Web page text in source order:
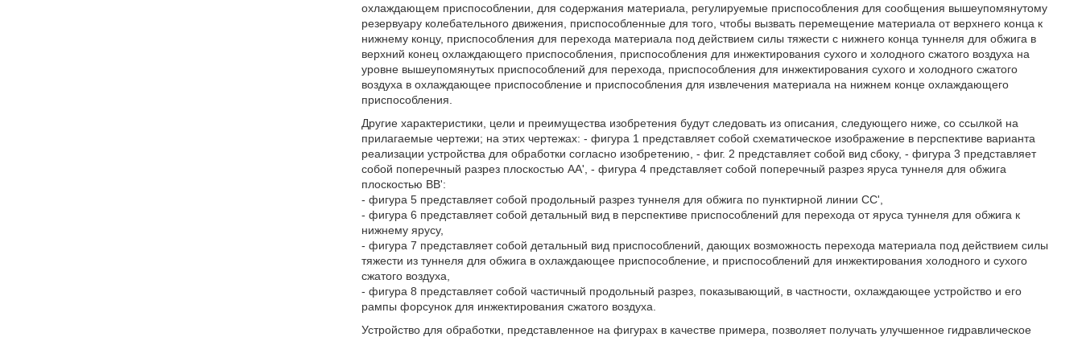
охлаждающем приспособлении, для содержания материала, регулируемые приспособления для сообщения вышеупомянутому
резервуару колебательного движения, приспособленные для того, чтобы вызвать перемещение материала от верхнего конца к
нижнему концу, приспособления для перехода материала под действием силы тяжести с нижнего конца туннеля для обжига в
верхний конец охлаждающего приспособления, приспособления для инжектирования сухого и холодного сжатого воздуха на
уровне вышеупомянутых приспособлений для перехода, приспособления для инжектирования сухого и холодного сжатого
воздуха в охлаждающее приспособление и приспособления для извлечения материала на нижнем конце охлаждающего
приспособления.
Другие характеристики, цели и преимущества изобретения будут следовать из описания, следующего ниже, со ссылкой на
прилагаемые чертежи; на этих чертежах: - фигура 1 представляет собой схематическое изображение в перспективе варианта
реализации устройства для обработки согласно изобретению, - фиг. 2 представляет собой вид сбоку, - фигура 3 представляет
собой поперечный разрез плоскостью AA', - фигура 4 представляет собой поперечный разрез яруса туннеля для обжига
плоскостью BB':
- фигура 5 представляет собой продольный разрез туннеля для обжига по пунктирной линии CC',
- фигура 6 представляет собой детальный вид в перспективе приспособлений для перехода от яруса туннеля для обжига к
нижнему ярусу,
- фигура 7 представляет собой детальный вид приспособлений, дающих возможность перехода материала под действием силы
тяжести из туннеля для обжига в охлаждающее приспособление, и приспособлений для инжектирования холодного и сухого
сжатого воздуха,
- фигура 8 представляет собой частичный продольный разрез, показывающий, в частности, охлаждающее устройство и его
рампы форсунок для инжектирования сжатого воздуха.
Устройство для обработки, представленное на фигурах в качестве примера, позволяет получать улучшенное гидравлическое